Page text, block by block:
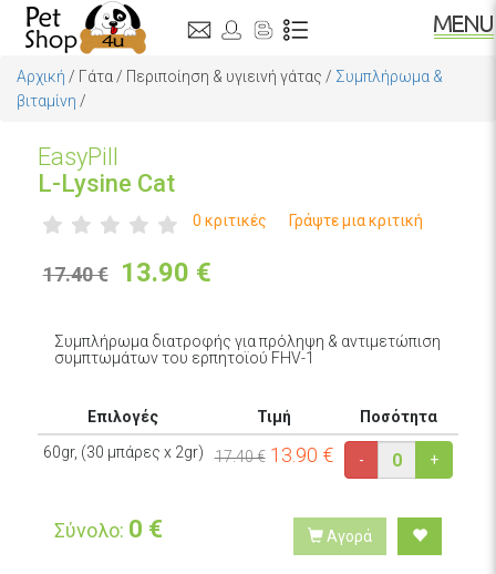
Αρχική / Γάτα / Περιποίηση & υγιεινή γάτας / Συμπλήρωμα &
βιταμίνη /
EasyPill
L-Lysine Cat
0 κριτικές Γράψτε μια κριτική
17.40 € 13.90 €
Συμπλήρωμα διατροφής για πρόληψη & αντιμετώπιση
συμπτωμάτων του ερπητοϊού FHV-1
Επιλογές Τιμή
Ποσότητα
60gr, (30 μπάρες x 2gr)
17.40 € 13.90 € - +
Σύνολο: 0 € Αγορά